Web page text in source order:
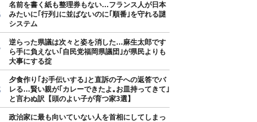
名前を書く紙も整理券もない…フランス人が日本
みたいに｢行列｣に並ばないのに｢順番｣を守れる謎
システム
逆らった県議は次々と姿を消した…麻生太郎です
ら手に負えない｢自民党福岡県議団｣が県民よりも
大事にする掟
夕食作り｢お手伝いする｣と直訴の子への返答でバ
レる…賢い親が｢カレーできたよ｡お皿持ってきて｣
と言わぬ訳【頭のよい子が育つ家3選】
政治家に最も向いていない人を首相にしてしまっ